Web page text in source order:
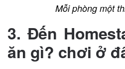
Mỗi phòng một
3. Đến
ăn gì? chơi ở